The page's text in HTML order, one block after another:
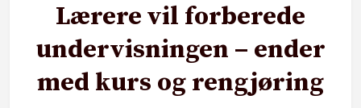
Lærere vil forberede
undervisningen – ender
med kurs og rengjøring